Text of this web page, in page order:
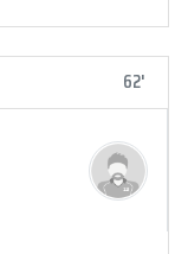
62'